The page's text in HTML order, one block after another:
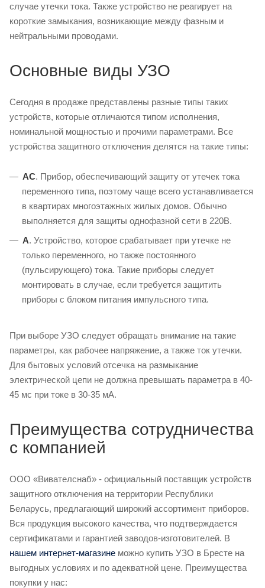
случае утечки тока. Также устройство не реагирует на
короткие замыкания, возникающие между фазным и
нейтральными проводами.
Основные виды УЗО
Сегодня в продаже представлены разные типы таких
устройств, которые отличаются типом исполнения,
номинальной мощностью и прочими параметрами. Все
устройства защитного отключения делятся на такие типы:
AC. Прибор, обеспечивающий защиту от утечек тока
переменного типа, поэтому чаще всего устанавливается
в квартирах многоэтажных жилых домов. Обычно
выполняется для защиты однофазной сети в 220В.
A. Устройство, которое срабатывает при утечке не
только переменного, но также постоянного
(пульсирующего) тока. Такие приборы следует
монтировать в случае, если требуется защитить
приборы с блоком питания импульсного типа.
При выборе УЗО следует обращать внимание на такие
параметры, как рабочее напряжение, а также ток утечки.
Для бытовых условий отсечка на размыкание
электрической цепи не должна превышать параметра в 40-
45 мс при токе в 30-35 мА.
Преимущества сотрудничества
с компанией
ООО «Вивателснаб» - официальный поставщик устройств
защитного отключения на территории Республики
Беларусь, предлагающий широкий ассортимент приборов.
Вся продукция высокого качества, что подтверждается
сертификатами и гарантией заводов-изготовителей. В
нашем интернет-магазине можно купить УЗО в Бресте на
выгодных условиях и по адекватной цене. Преимущества
покупки у нас: